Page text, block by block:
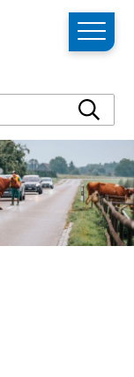
Suche